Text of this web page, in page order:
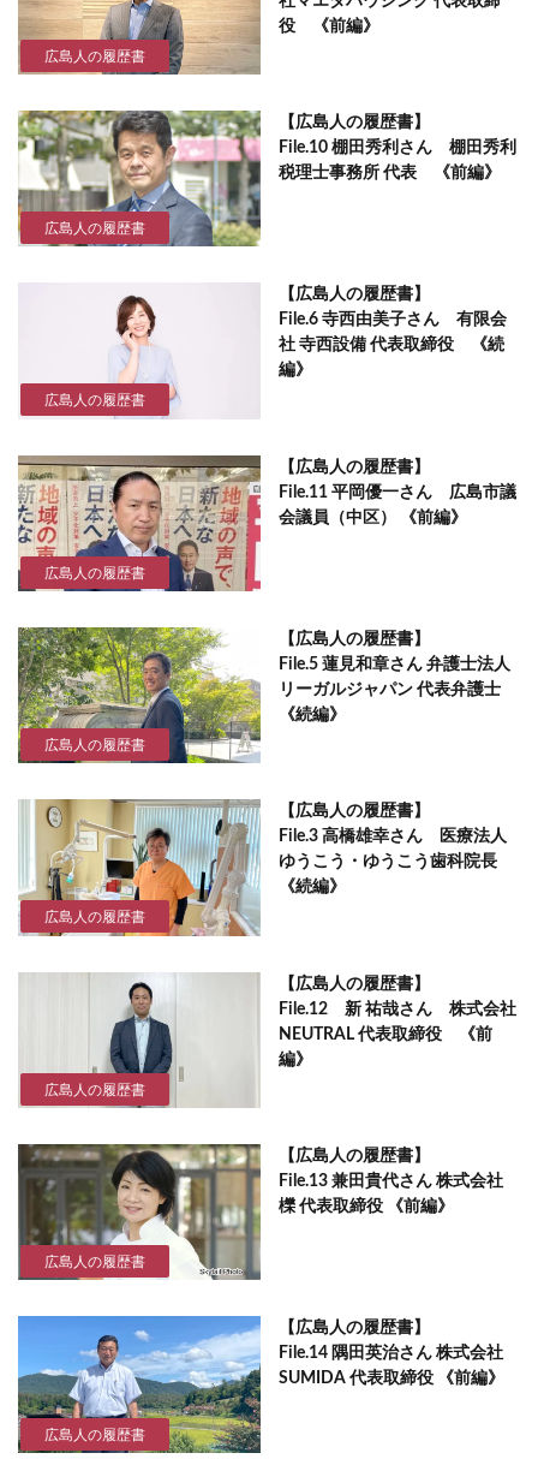
広島人の履歴書
役 《前編》
広島人の履歴書
【広島人の履歴書】
File.10 棚田秀利さん 棚田秀利
税理士事務所 代表 《前編》
広島人の履歴書
【広島人の履歴書】
File.6 寺西由美子さん 有限会
社 寺西設備 代表取締役 《続
編》
広島人の履歴書
【広島人の履歴書】
File.11 平岡優一さん 広島市議
会議員（中区） 《前編》
広島人の履歴書
【広島人の履歴書】
File.5 蓮見和章さん 弁護士法人
リーガルジャパン 代表弁護士
《続編》
広島人の履歴書
【広島人の履歴書】
File.3 高橋雄幸さん 医療法人
ゆうこう・ゆうこう歯科院長
《続編》
広島人の履歴書
【広島人の履歴書】
File.12 新 祐哉さん 株式会社
NEUTRAL 代表取締役 《前
編》
広島人の履歴書
【広島人の履歴書】
File.13 兼田貴代さん 株式会社
櫟 代表取締役 《前編》
広島人の履歴書
【広島人の履歴書】
File.14 隅田英治さん 株式会社
SUMIDA 代表取締役 《前編》